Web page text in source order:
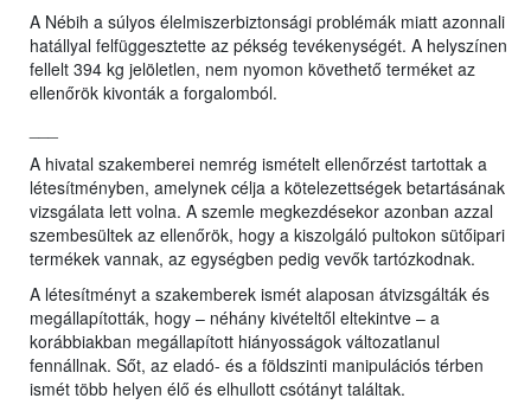
A Nébih a súlyos élelmiszerbiztonsági problémák miatt azonnali
hatállyal felfüggesztette az pékség tevékenységét. A helyszínen
fellelt 394 kg jelöletlen, nem nyomon követhető terméket az
ellenőrök kivonták a forgalomból.
A hivatal szakemberei nemrég ismételt ellenőrzést tartottak a
létesítményben, amelynek célja a kötelezettségek betartásának
vizsgálata lett volna. A szemle megkezdésekor azonban azzal
szembesültek az ellenőrök, hogy a kiszolgáló pultokon sütőipari
termékek vannak, az egységben pedig vevők tartózkodnak.
A létesítményt a szakemberek ismét alaposan átvizsgálták és
megállapították, hogy – néhány kivételtől eltekintve – a
korábbiakban megállapított hiányosságok változatlanul
fennállnak. Sőt, az eladó- és a földszinti manipulációs térben
ismét több helyen élő és elhullott csótányt találtak.